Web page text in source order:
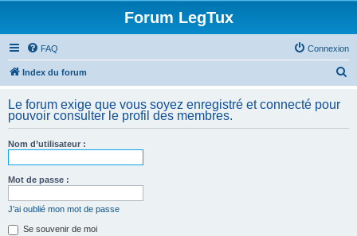
Forum LegTux
FAQ Connexion
Index du forum
h
Le forum exige que vous soyez enregistré et connecté pour
pouvoir consulter le profil des membres.
Nom d’utilisateur :
Mot de passe :
J’ai oublié mon mot de passe
Se souvenir de moi